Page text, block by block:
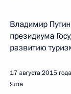
Владимир
президиума
развитию
17 августа 2015 года
Ялта